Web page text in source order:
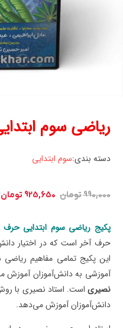
ریاضی سوم
دسته بندی:سوم ابتدایی
990,000تومان قیمت
اصلی:
بود.
925,650 تومان
پکیج ریاضی سوم ابتدایی حرف
حرف آخر است که در اختیار
این پکیج تمامی مفاهیم
آموزشی به دانش‌آموزان
نصیری است. استاد نصیری با
دانش‌آموزان آموزش می‌دهد.